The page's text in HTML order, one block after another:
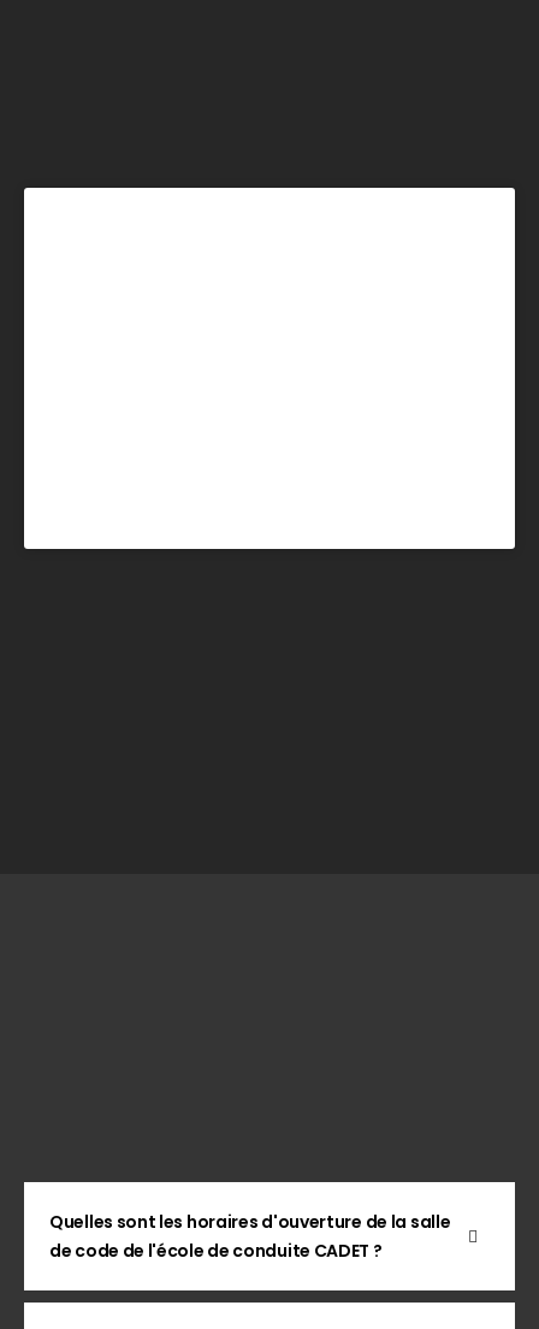
Quelles sont les horaires d'ouverture de la salle
de code de l'école de conduite CADET ?